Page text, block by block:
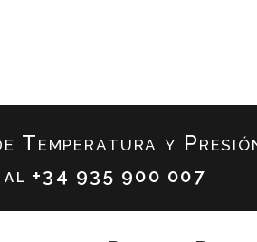
Temperatura y
al +34 935 900 007